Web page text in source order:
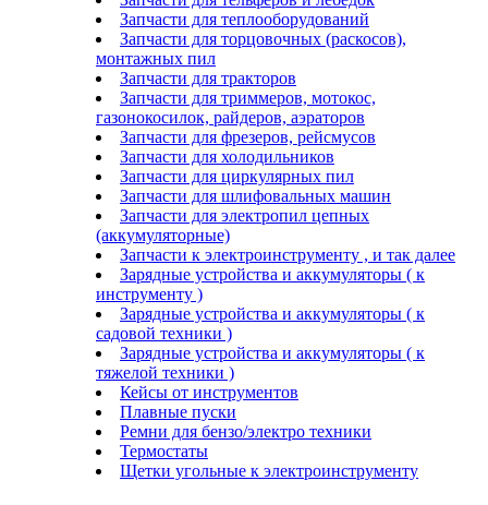
Запчасти для теплооборудований
Запчасти для торцовочных (раскосов),
монтажных пил
Запчасти для тракторов
Запчасти для триммеров, мотокос,
газонокосилок, райдеров, аэраторов
Запчасти для фрезеров, рейсмусов
Запчасти для холодильников
Запчасти для циркулярных пил
Запчасти для шлифовальных машин
Запчасти для электропил цепных
(аккумуляторные)
Запчасти к электроинструменту , и так далее
Зарядные устройства и аккумуляторы ( к
инструменту )
Зарядные устройства и аккумуляторы ( к
садовой техники )
Зарядные устройства и аккумуляторы ( к
тяжелой техники )
Кейсы от инструментов
Плавные пуски
Ремни для бензо/электро техники
Термостаты
Щетки угольные к электроинструменту